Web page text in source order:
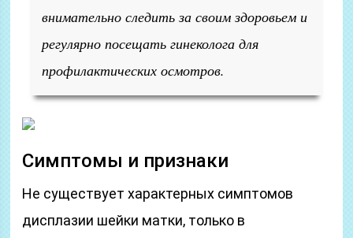
внимательно следить за своим здоровьем и
регулярно посещать гинеколога для
профилактических осмотров.
Симптомы и признаки
Не существует характерных симптомов
дисплазии шейки матки, только в